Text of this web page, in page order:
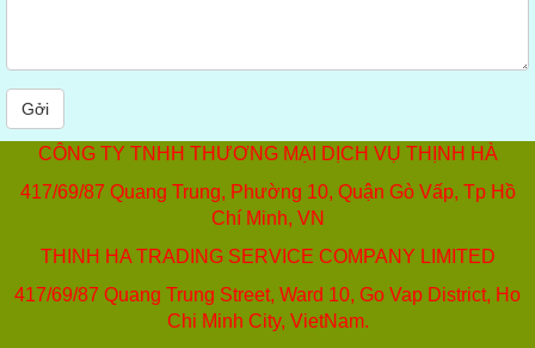
Gởi
CÔNG TY TNHH THƯƠNG MẠI DỊCH VỤ THỊNH HÀ
417/69/87 Quang Trung, Phường 10, Quận Gò Vấp, Tp Hồ
Chí Minh, VN
THINH HA TRADING SERVICE COMPANY LIMITED
417/69/87 Quang Trung Street, Ward 10, Go Vap District, Ho
Chi Minh City, VietNam.